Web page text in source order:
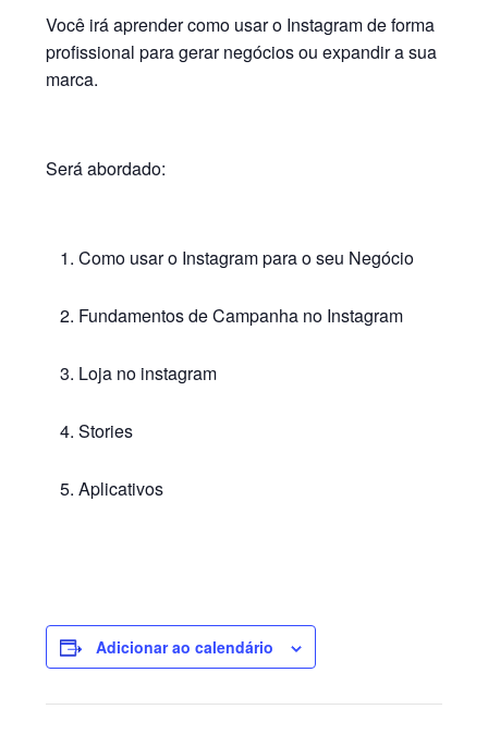
Você irá aprender como usar o Instagram de forma
profissional para gerar negócios ou expandir a sua
marca.
Será abordado:
Como usar o Instagram para o seu Negócio
Fundamentos de Campanha no Instagram
Loja no instagram
Stories
Aplicativos
Adicionar ao calendário